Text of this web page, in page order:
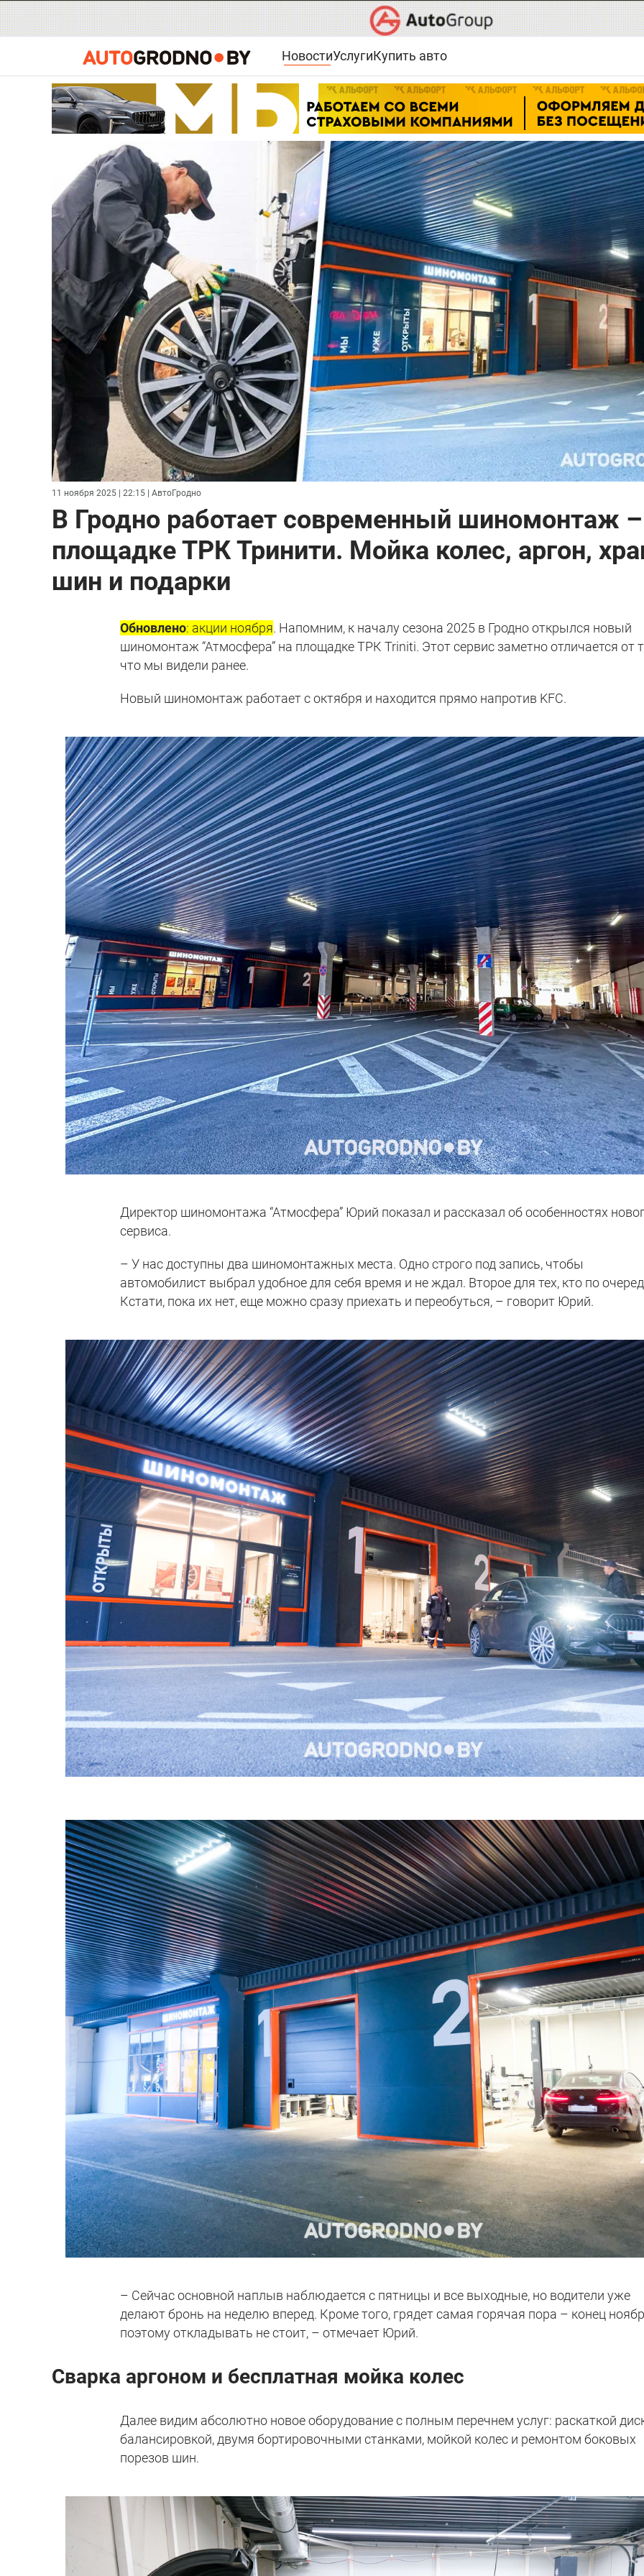
НовостиУслугиКупить авто
11 ноября 2025 | 22:15 | АвтоГродно
В Гродно работает современный шиномонтаж
площадке ТРК Тринити. Мойка колес, аргон,
шин и подарки
Обновлено: акции ноября. Напомним, к началу сезона 2025 в Гродно открылся новый
шиномонтаж “Атмосфера” на площадке ТРК Triniti. Этот сервис заметно отличается от
что мы видели ранее.
Новый шиномонтаж работает с октября и находится прямо напротив KFC.
Директор шиномонтажа “Атмосфера” Юрий показал и рассказал об особенностях
сервиса.
– У нас доступны два шиномонтажных места. Одно строго под запись, чтобы
автомобилист выбрал удобное для себя время и не ждал. Второе для тех, кто по
Кстати, пока их нет, еще можно сразу приехать и переобуться, – говорит Юрий.
– Сейчас основной наплыв наблюдается с пятницы и все выходные, но водители уже
делают бронь на неделю вперед. Кроме того, грядет самая горячая пора – конец
поэтому откладывать не стоит, – отмечает Юрий.
Сварка аргоном и бесплатная мойка колес
Далее видим абсолютно новое оборудование с полным перечнем услуг: раскаткой
балансировкой, двумя бортировочными станками, мойкой колес и ремонтом боковых
порезов шин.